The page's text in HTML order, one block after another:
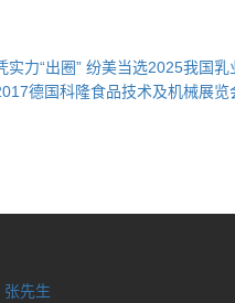
实力“出圈” 纷美当选2025我国
德国科隆食品技术及机械展览
张先生